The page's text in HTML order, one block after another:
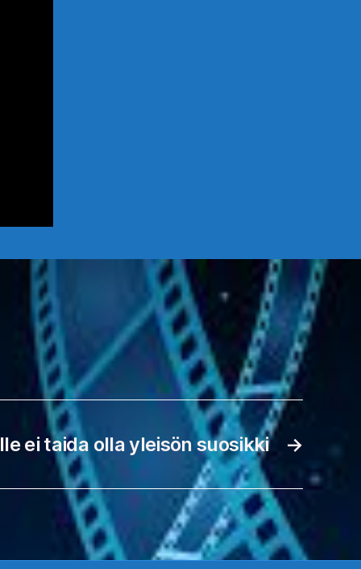
→
ei taida olla yleisön suosikki